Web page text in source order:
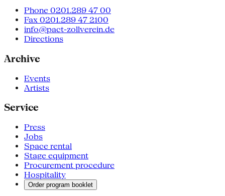
Phone 0201.289 47 00
Fax 0201.289 47 2100
info@pact-zollverein.de
Directions
Archive
Events
Artists
Service
Press
Jobs
Space rental
Stage equipment
Procurement procedure
Hospitality
Order program booklet